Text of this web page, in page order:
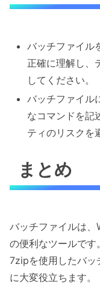
バッチファイル
正確に理解し、
してください。
バッチファイル
なコマンドを記
ティのリスクを
まとめ
バッチファイルは
の便利なツールです。
7zipを使用したバッ
に大変役立ちます。